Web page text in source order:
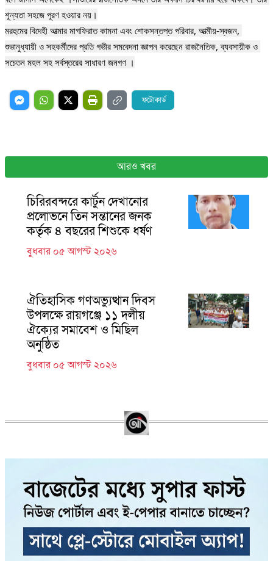
শূন্যতা সহজে পূরণ হওয়ার নয়।
মরহুমের বিদেহী আত্মার মাগফিরাত কামনা এবং শোকসন্তপ্ত পরিবার, আত্মীয়-স্বজন,
শুভানুধ্যায়ী ও সহকর্মীদের প্রতি গভীর সমবেদনা জ্ঞাপন করেছেন রাজনৈতিক, ব্যবসায়ীক ও
সচেতন মহল সহ সর্বস্তরের সাধারণ জনগণ ।
ফটোকার্ড
আরও খবর
চিরিরবন্দরে কার্টুন দেখানোর
প্রলোভনে তিন সন্তানের জনক
কর্তৃক ৪ বছরের শিশুকে ধর্ষণ
বুধবার ০৫ আগস্ট ২০২৬
ঐতিহাসিক গণঅভ্যুত্থান দিবস
উপলক্ষে রায়গঞ্জে ১১ দলীয়
ঐক্যের সমাবেশ ও মিছিল
অনুষ্ঠিত
বুধবার ০৫ আগস্ট ২০২৬